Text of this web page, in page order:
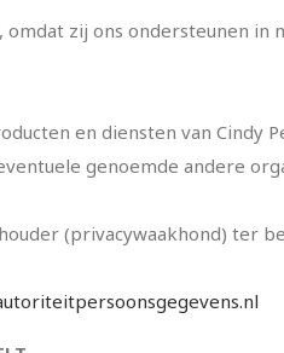
zij ons ondersteunen
en diensten van Cindy
genoemde andere
(privacywaakhond) ter